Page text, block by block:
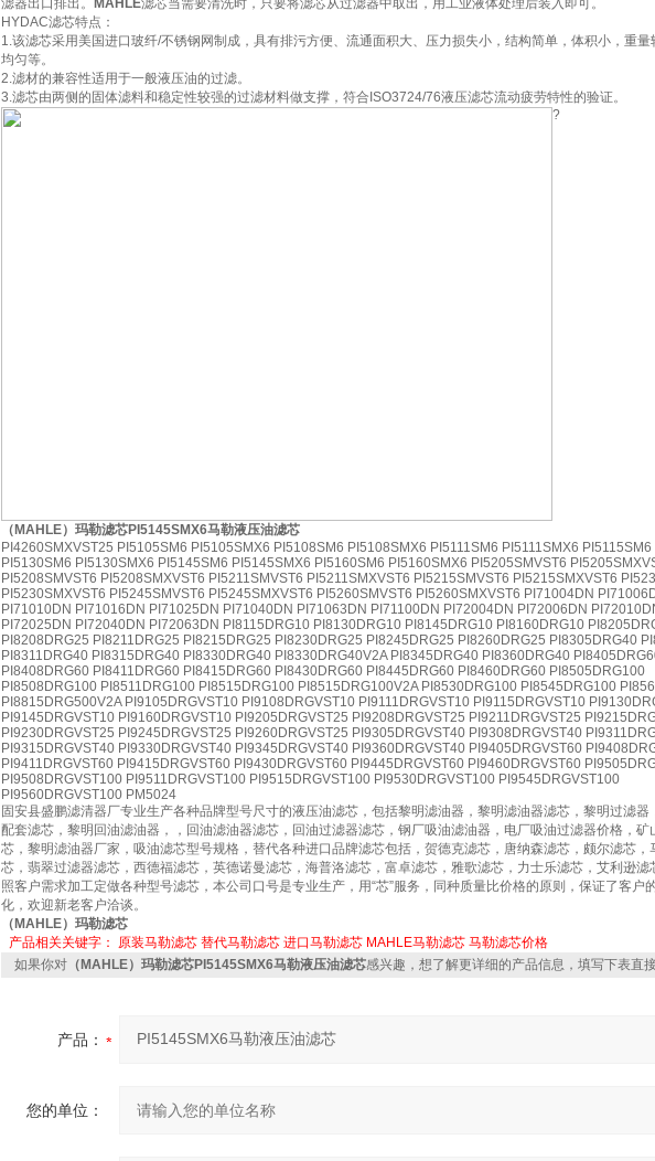
滤器出口排出。
MAHLE滤芯当需要清洗时，只要将滤芯从过滤器中取出，用工业液体处理后装入即可。
HYDAC滤芯特点：
1.该滤芯采用美国进口玻纤/不锈钢网制成，具有排污方便、流通面积大、压力损失小，结构简单，体积小，重量
均匀等。
2.滤材的兼容性适用于一般液压油的过滤。
3.滤芯由两侧的固体滤料和稳定性较强的过滤材料做支撑，符合ISO3724/76液压滤芯流动疲劳特性的验证。
?
（MAHLE）玛勒滤芯PI5145SMX6马勒液压油滤芯
PI4260SMXVST25 PI5105SM6 PI5105SMX6 PI5108SM6 PI5108SMX6 PI5111SM6 PI5111SMX6 PI5115SM6
PI5130SM6 PI5130SMX6 PI5145SM6 PI5145SMX6 PI5160SM6 PI5160SMX6 PI5205SMVST6
PI5208SMVST6 PI5208SMXVST6 PI5211SMVST6 PI5211SMXVST6 PI5215SMVST6 PI5215SMXVST6
PI5230SMXVST6 PI5245SMVST6 PI5245SMXVST6 PI5260SMVST6 PI5260SMXVST6 PI71004DN
PI71010DN PI71016DN PI71025DN PI71040DN PI71063DN PI71100DN PI72004DN PI72006DN
PI72025DN PI72040DN PI72063DN PI8115DRG10 PI8130DRG10 PI8145DRG10 PI8160DRG10
PI8208DRG25 PI8211DRG25 PI8215DRG25 PI8230DRG25 PI8245DRG25 PI8260DRG25 PI8305DRG40
PI8311DRG40 PI8315DRG40 PI8330DRG40 PI8330DRG40V2A PI8345DRG40 PI8360DRG40
PI8408DRG60 PI8411DRG60 PI8415DRG60 PI8430DRG60 PI8445DRG60 PI8460DRG60 PI8505DRG100
PI8508DRG100 PI8511DRG100 PI8515DRG100 PI8515DRG100V2A PI8530DRG100 PI8545DRG100
PI8815DRG500V2A PI9105DRGVST10 PI9108DRGVST10 PI9111DRGVST10 PI9115DRGVST10
PI9145DRGVST10 PI9160DRGVST10 PI9205DRGVST25 PI9208DRGVST25 PI9211DRGVST25
PI9230DRGVST25 PI9245DRGVST25 PI9260DRGVST25 PI9305DRGVST40 PI9308DRGVST40
PI9315DRGVST40 PI9330DRGVST40 PI9345DRGVST40 PI9360DRGVST40 PI9405DRGVST60
PI9411DRGVST60 PI9415DRGVST60 PI9430DRGVST60 PI9445DRGVST60 PI9460DRGVST60
PI9508DRGVST100 PI9511DRGVST100 PI9515DRGVST100 PI9530DRGVST100 PI9545DRGVST100
PI9560DRGVST100 PM5024
固安县盛鹏滤清器厂专业生产各种品牌型号尺寸的液压油滤芯，包括黎明滤油器，黎明滤油器滤芯，黎明过滤器
配套滤芯，黎明回油滤油器，，回油滤油器滤芯，回油过滤器滤芯，钢厂吸油滤油器，电厂吸油过滤器价格，矿
芯，黎明滤油器厂家，吸油滤芯型号规格，替代各种进口品牌滤芯包括，贺德克滤芯，唐纳森滤芯，颇尔滤芯，
芯，翡翠过滤器滤芯，西德福滤芯，英德诺曼滤芯，海普洛滤芯，富卓滤芯，雅歌滤芯，力士乐滤芯，艾利逊滤
照客户需求加工定做各种型号滤芯，本公司口号是专业生产，用“芯”服务，同种质量比价格的原则，保证了客户
化，欢迎新老客户洽谈。
（MAHLE）玛勒滤芯
产品相关关键字：
原装马勒滤芯 替代马勒滤芯 进口马勒滤芯 MAHLE马勒滤芯 马勒滤芯价格
如果你对（MAHLE）玛勒滤芯PI5145SMX6马勒液压油滤芯感兴趣，想了解更详细的产品信息，填写下表直
产品：
您的单位：